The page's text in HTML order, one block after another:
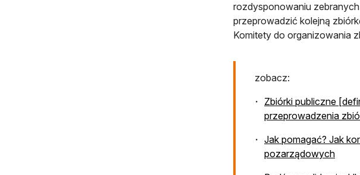
rozdysponowaniu
przeprowadzić kolejną
Komitety do organizowania
zobacz:
Zbiórki publiczne
przeprowadzenia
Jak pomagać? Jak
pozarządowych